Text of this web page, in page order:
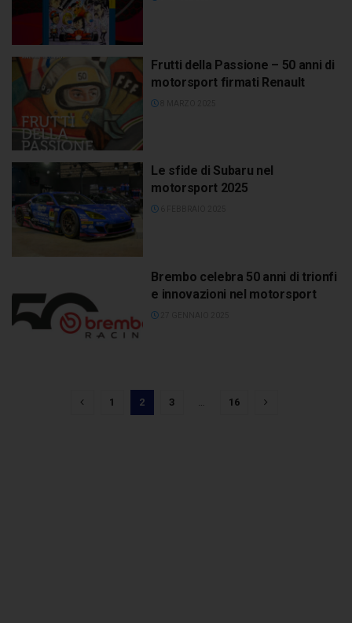
Frutti della Passione – 50 anni di
motorsport firmati Renault
Le sfide di Subaru nel
motorsport 2025
Brembo celebra 50 anni di trionfi
e innovazioni nel motorsport
1 2 3 … 16